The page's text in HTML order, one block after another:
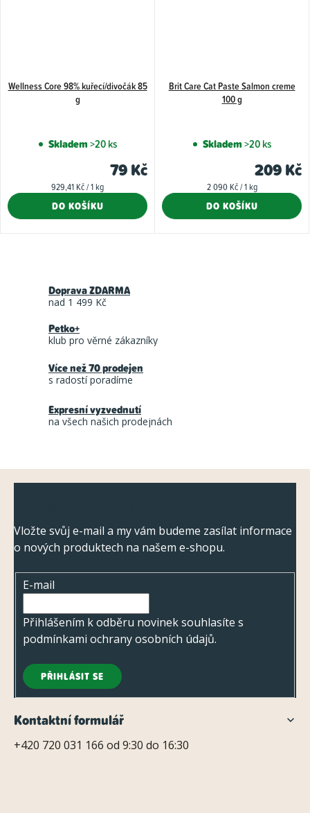
Wellness Core 98% kuřecí/divočák 85
g
Skladem>20 ks
79 Kč
Měrná
929,41 Kč / 1 kg
DO KOŠÍKU
Brit Care Cat Paste Salmon creme
100 g
Skladem>20 ks
209 Kč
Měrná
2 090 Kč / 1 kg
DO KOŠÍKU
d
p
r
k
ý
p
i
Doprava ZDARMA
nad 1 499 Kč
Petko+
klub pro věrné zákazníky
Více než 70 prodejen
s radostí poradíme
Expresní vyzvednutí
na všech našich prodejnách
Vložte svůj e-mail a my vám budeme zasílat informace
o nových produktech na našem e-shopu.
E-mail
Přihlášením k odběru novinek souhlasíte s
podmínkami ochrany osobních údajů.
PŘIHLÁSIT SE
Kontaktní formulář
+420 720 031 166 od 9:30 do 16:30